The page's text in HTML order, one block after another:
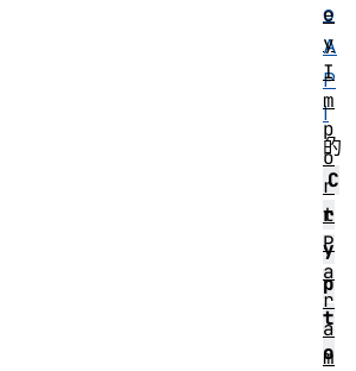
o
A
P
I
的
C
r
y
p
t
o
e
y
I
m
p
o
r
t
P
a
r
a
m